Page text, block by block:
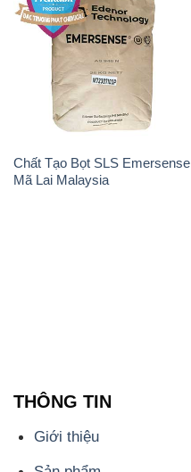
Chất Tạo Bọt SLS Emersense
Mã Lai Malaysia
THÔNG TIN
Giới thiệu